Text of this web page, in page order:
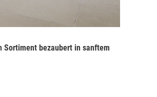
Sortiment bezaubert in sanftem